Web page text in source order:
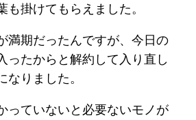
も掛けてもらえました。
満期だったんですが、今日の
ったからと解約して入り直し
なりました。
っていないと必要ないモノが